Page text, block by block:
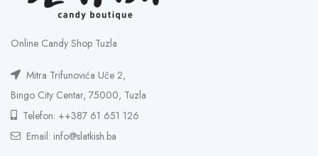
Online Candy Shop Tuzla
Mitra Trifunovića Uče 2,
Bingo City Centar, 75000, Tuzla
Telefon: ++387 61 651 126
Email: info@slatkish.ba